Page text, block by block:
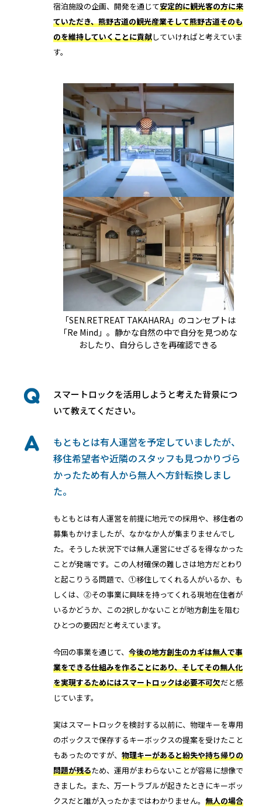
宿泊施設の企画、開発を通じて安定的に観光客の方に来
ていただき、熊野古道の観光産業そして熊野古道そのも
のを維持していくことに貢献していければと考えていま
す。
「SEN.RETREAT TAKAHARA」のコンセプトは
「Re Mind」。静かな自然の中で自分を見つめな
おしたり、自分らしさを再確認できる
スマートロックを活用しようと考えた背景につ
いて教えてください。
もともとは有人運営を予定していましたが、
移住希望者や近隣のスタッフも見つかりづら
かったため有人から無人へ方針転換しまし
た。
もともとは有人運営を前提に地元での採用や、移住者の
募集もかけましたが、なかなか人が集まりませんでし
た。そうした状況下では無人運営にせざるを得なかった
ことが発端です。この人材確保の難しさは地方だとわり
と起こりうる問題で、①移住してくれる人がいるか、も
しくは、②その事業に興味を持ってくれる現地在住者が
いるかどうか、この2択しかないことが地方創生を阻む
ひとつの要因だと考えています。
今回の事業を通じて、今後の地方創生のカギは無人で事
業をできる仕組みを作ることにあり、そしてその無人化
を実現するためにはスマートロックは必要不可欠だと感
じています。
実はスマートロックを検討する以前に、物理キーを専用
のボックスで保存するキーボックスの提案を受けたこと
もあったのですが、物理キーがあると紛失や持ち帰りの
問題が残るため、運用がまわらないことが容易に想像で
きました。また、万一トラブルが起きたときにキーボッ
クスだと誰が入ったかまではわかりません。無人の場合
RemoteLOCK 9j
RemoteLOCK 9j-Q
パートナー製品
SADIOT ROOM
製品の比較
店舗
オフィス
公共施設
その他の業種
事例インタビュー
宿泊施設
レンタルスペース
運用イメージ
工事の様子
全てのパートナー
北海道
九州
施工会社様向け資料
カスタマーサポート
セミナー
特定商取引法に基づく表記
プライバシーポリシー
RemoteLOCKクラウドサービス利用規約
RemoteLOCK アプリダウンロード